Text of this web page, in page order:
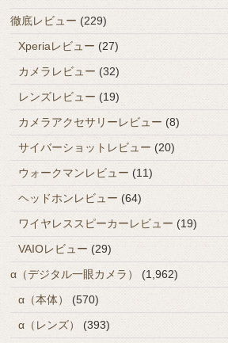
徹底レビュー (229)
Xperiaレビュー (27)
カメラレビュー (32)
レンズレビュー (19)
カメラアクセサリーレビュー (8)
サイバーショットレビュー (20)
ウォークマンレビュー (11)
ヘッドホンレビュー (64)
ワイヤレススピーカーレビュー (19)
VAIOレビュー (29)
α（デジタル一眼カメラ）
(1,962)
α（本体）
(570)
α（レンズ）
(393)